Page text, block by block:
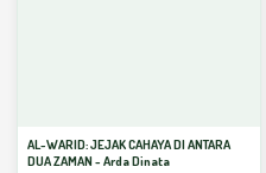
AL-WARID: JEJAK CAHAYA DI ANTARA
DUA ZAMAN - Arda Dinata